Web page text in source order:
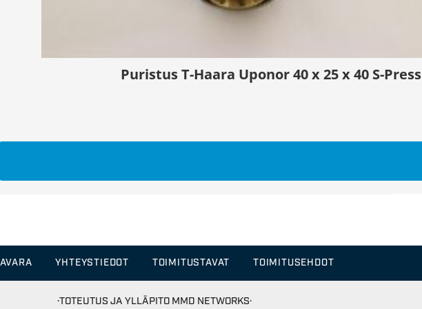
Puristus T-Haara Uponor 40 x 25 x 40 S-Press
YHTEYSTIEDOT TOIMITUSTAVAT TOIMITUSEHDOT
·TOTEUTUS JA YLLÄPITO MMD NETWORKS·